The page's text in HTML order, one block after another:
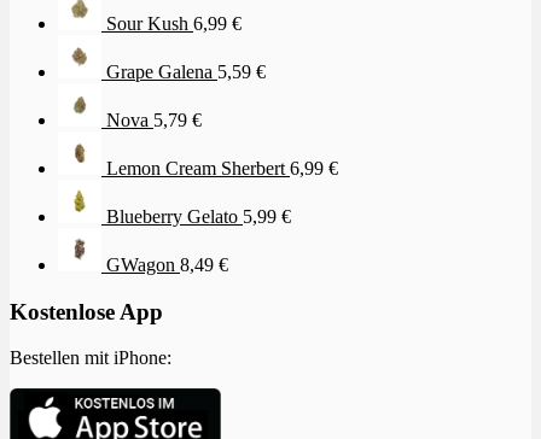
Sour Kush 6,99 €
Grape Galena 5,59 €
Nova 5,79 €
Lemon Cream Sherbert 6,99 €
Blueberry Gelato 5,99 €
GWagon 8,49 €
Kostenlose App
Bestellen mit iPhone: